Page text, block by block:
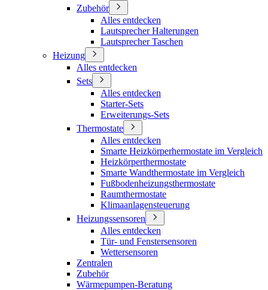
Zubehör
Alles entdecken
Lautsprecher Halterungen
Lautsprecher Taschen
Heizung
Alles entdecken
Sets
Alles entdecken
Starter-Sets
Erweiterungs-Sets
Thermostate
Alles entdecken
Smarte Heizkörperhermostate im Vergleich
Heizkörperthermostate
Smarte Wandthermostate im Vergleich
Fußbodenheizungsthermostate
Raumthermostate
Klimaanlagensteuerung
Heizungssensoren
Alles entdecken
Tür- und Fenstersensoren
Wettersensoren
Zentralen
Zubehör
Wärmepumpen-Beratung